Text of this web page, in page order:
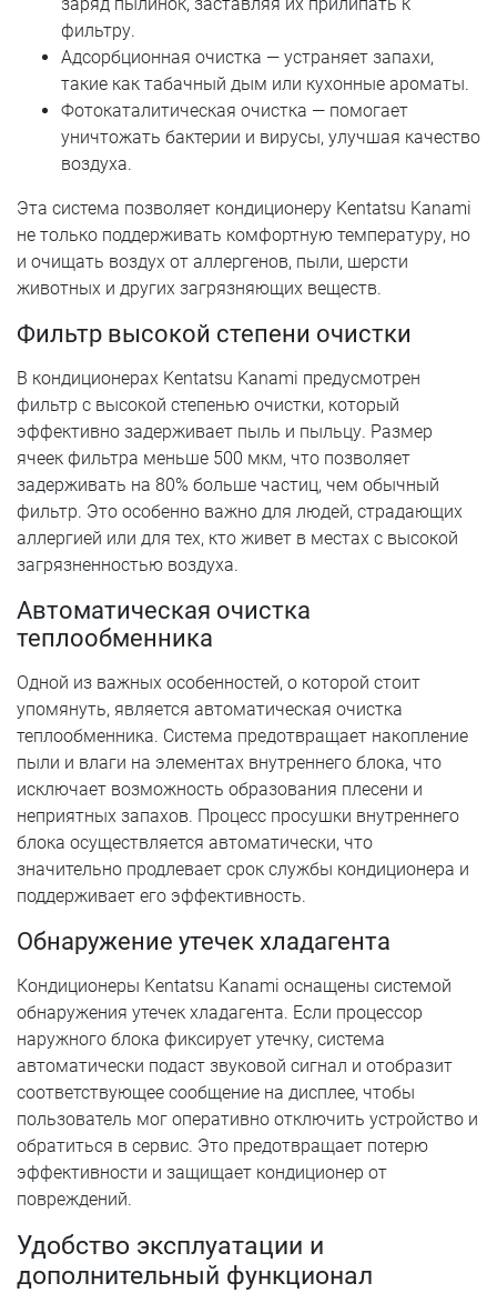
фильтру.
Адсорбционная очистка — устраняет запахи,
такие как табачный дым или кухонные ароматы.
Фотокаталитическая очистка — помогает
уничтожать бактерии и вирусы, улучшая качество
воздуха.
Эта система позволяет кондиционеру Kentatsu Kanami
не только поддерживать комфортную температуру, но
и очищать воздух от аллергенов, пыли, шерсти
животных и других загрязняющих веществ.
Фильтр высокой степени очистки
В кондиционерах Kentatsu Kanami предусмотрен
фильтр с высокой степенью очистки, который
эффективно задерживает пыль и пыльцу. Размер
ячеек фильтра меньше 500 мкм, что позволяет
задерживать на 80% больше частиц, чем обычный
фильтр. Это особенно важно для людей, страдающих
аллергией или для тех, кто живет в местах с высокой
загрязненностью воздуха.
Автоматическая очистка
теплообменника
Одной из важных особенностей, о которой стоит
упомянуть, является автоматическая очистка
теплообменника. Система предотвращает накопление
пыли и влаги на элементах внутреннего блока, что
исключает возможность образования плесени и
неприятных запахов. Процесс просушки внутреннего
блока осуществляется автоматически, что
значительно продлевает срок службы кондиционера и
поддерживает его эффективность.
Обнаружение утечек хладагента
Кондиционеры Kentatsu Kanami оснащены системой
обнаружения утечек хладагента. Если процессор
наружного блока фиксирует утечку, система
автоматически подаст звуковой сигнал и отобразит
соответствующее сообщение на дисплее, чтобы
пользователь мог оперативно отключить устройство и
обратиться в сервис. Это предотвращает потерю
эффективности и защищает кондиционер от
повреждений.
Удобство эксплуатации и
дополнительный функционал